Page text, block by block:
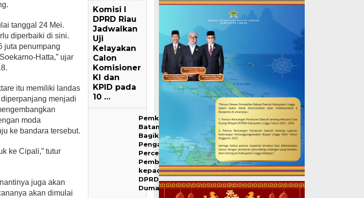
tanggal 24 Mei.
diperbaiki di sini.
juta penumpang
Hatta,” ujar
itu memiliki landas
menjadi
moda
ke bandara tersebut.
ke Cipali,” tutur
juga akan
akan dimulai
Komisi I
DPRD Riau
Jadwalkan
Uji
Kelayakan
Calon
Komisioner
KI dan
KPID pada
10 …
Pemko
Batam
Bagikan
Pengalaman
Percepat
Pembangunan
kepada
DPRD
Dumai